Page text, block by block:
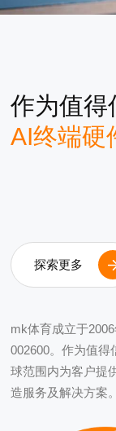
作为值得
AI终端硬
探索更多
mk体育成立于
002600。作为值
球范围内为客户提
造服务及解决方案。